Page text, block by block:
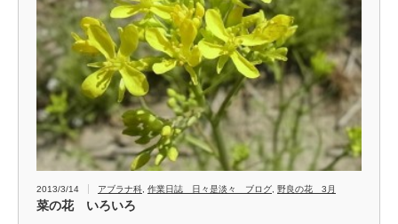
2013/3/14 アブラナ科, 作業日誌 日々是淡々 ブログ, 野良の花 3月
菜の花 いろいろ